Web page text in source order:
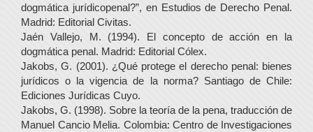
dogmática jurídicopenal?”, en Estudios de Derecho Penal.
Madrid: Editorial Civitas.
Jaén Vallejo, M. (1994). El concepto de acción en la
dogmática penal. Madrid: Editorial Cólex.
Jakobs, G. (2001). ¿Qué protege el derecho penal: bienes
jurídicos o la vigencia de la norma? Santiago de Chile:
Ediciones Jurídicas Cuyo.
Jakobs, G. (1998). Sobre la teoría de la pena, traducción de
Manuel Cancio Melia. Colombia: Centro de Investigaciones